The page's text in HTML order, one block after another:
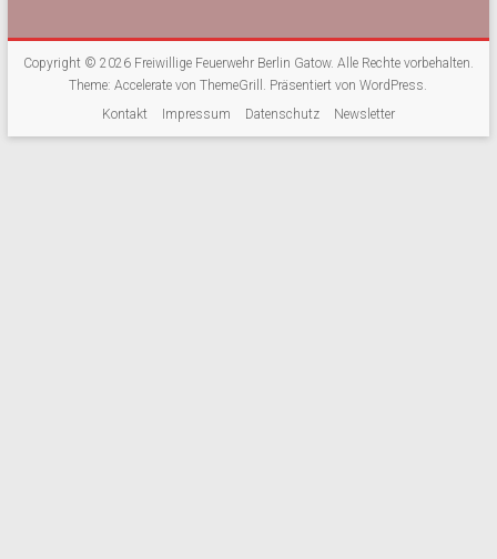
Copyright © 2026 Freiwillige Feuerwehr Berlin Gatow. Alle Rechte vorbehalten.
Theme:Accelerate von ThemeGrill. Präsentiert vonWordPress
Kontakt
Impressum Datenschutz Newsletter